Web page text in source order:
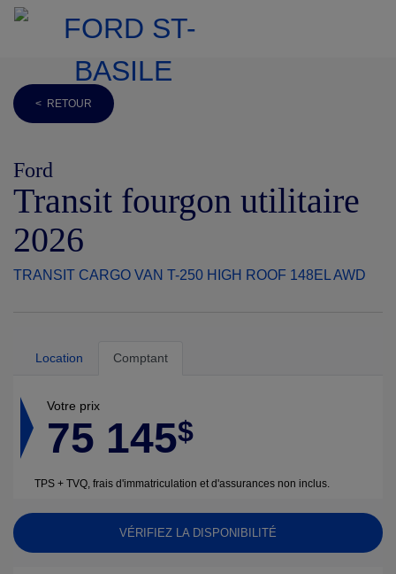
< RETOUR
Ford
Transit fourgon utilitaire
2026
TRANSIT CARGO VAN T-250 HIGH ROOF 148EL AWD
Location Comptant
Votre prix
75 145$
TPS + TVQ, frais d'immatriculation et d'assurances non inclus.
VÉRIFIEZ LA DISPONIBILITÉ